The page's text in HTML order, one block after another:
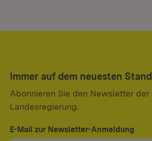
Immer auf dem neuesten Stand
Abonnieren Sie den Newsletter der
Landesregierung.
E-Mail zur Newsletter-Anmeldung